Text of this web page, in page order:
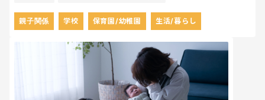
親子関係 学校 保育園/幼稚園 生活/暮らし